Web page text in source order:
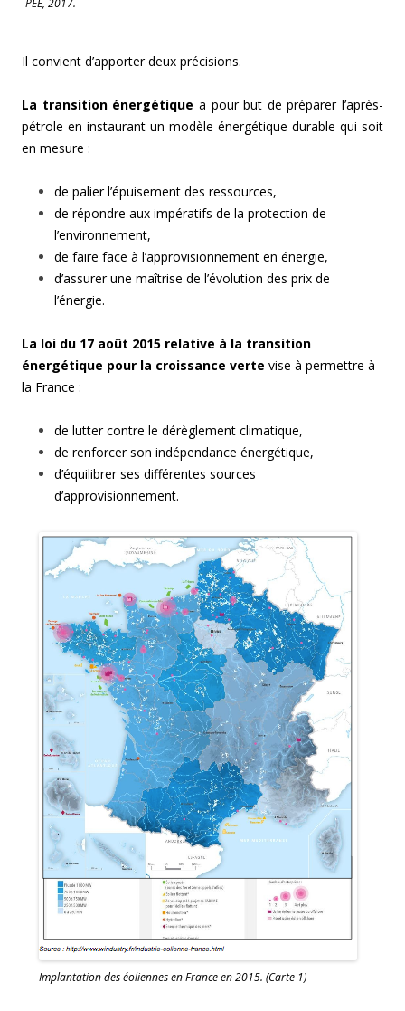
PEE, 2017.
Il convient d’apporter deux précisions.
La transition énergétique a pour but de préparer l’après-
pétrole en instaurant un modèle énergétique durable qui soit
en mesure :
de palier l’épuisement des ressources,
de répondre aux impératifs de la protection de
l’environnement,
de faire face à l’approvisionnement en énergie,
d’assurer une maîtrise de l’évolution des prix de
l’énergie.
La loi du 17 août 2015 relative à la transition
énergétique pour la croissance verte vise à permettre à
la France :
de lutter contre le dérèglement climatique,
de renforcer son indépendance énergétique,
d’équilibrer ses différentes sources
d’approvisionnement.
Implantation des éoliennes en France en 2015. (Carte 1)